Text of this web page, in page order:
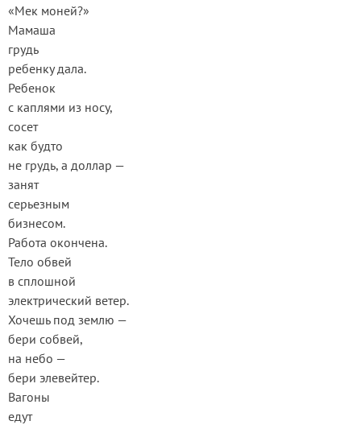
«Мек моней?»
Мамаша
грудь
ребенку дала.
Ребенок
с каплями из носу,
сосет
как будто
не грудь, а доллар —
занят
серьезным
бизнесом.
Работа окончена.
Тело обвей
в сплошной
электрический ветер.
Хочешь под землю —
бери собвей,
на небо —
бери элевейтер.
Вагоны
едут